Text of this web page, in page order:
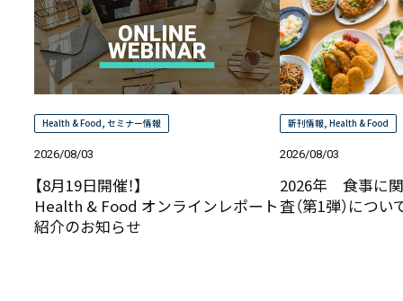
Health & Food セミナー情報
2026/08/03
【8月19日開催！】
Health & Food オンラインレポート
紹介のお知らせ
新刊情報 ,Health & Food
2026/08/03
2026年 食事に関
査（第1弾）につ